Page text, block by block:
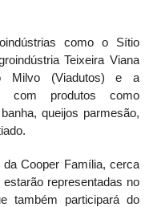
como o Sítio
Teixeira Viana
Milvo (Viadutos) e a
com produtos como
queijos parmesão,
da Cooper Família, cerca
representadas no
também participará do